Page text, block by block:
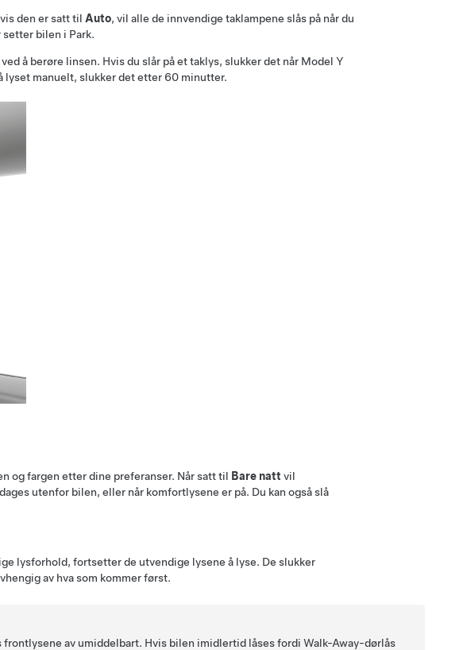
den er satt til Auto, vil alle de innvendige taklampene slås på når du
setter bilen i Park.
å berøre linsen. Hvis du slår på et taklys, slukker det når Model Y
lyset manuelt, slukker det etter 60 minutter.
og fargen etter dine preferanser. Når satt til Bare natt vil
utenfor bilen, eller når komfortlysene er på. Du kan også slå
lysforhold, fortsetter de utvendige lysene å lyse. De slukker
av hva som kommer først.
frontlysene av umiddelbart. Hvis bilen imidlertid låses fordi Walk-Away-dørlås